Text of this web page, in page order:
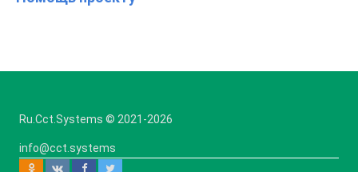
Ru.Cct.Systems © 2021 -2026
info@cct.systems